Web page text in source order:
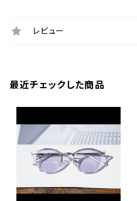
レビュー
最近チェックした商品